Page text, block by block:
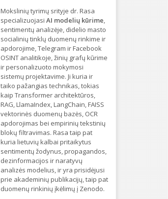
Mokslinių tyrimų srityje dr. Rasa
specializuojasiAI modelių kūrime,
sentimentų analizėje, didelio masto
socialinių tinklų duomenų rinkime ir
apdorojime, Telegram ir Facebook
OSINT analitikoje, žinių grafų kūrime
ir personalizuoto mokymosi
sistemų projektavime. Ji kuria ir
taiko pažangias technikas, tokias
kaip Transformer architektūros,
RAG, LlamaIndex, LangChain, FAISS
vektorinės duomenų bazės, OCR
apdorojimas bei empirinių tekstinių
blokų filtravimas. Rasa taip pat
kuria lietuvių kalbai pritaikytus
sentimentų žodynus, propagandos,
dezinformacijos ir naratyvų
analizės modelius, ir yra prisidėjusi
prie akademinių publikacijų, taip pat
duomenų rinkinių įkėlimų į Zenodo.